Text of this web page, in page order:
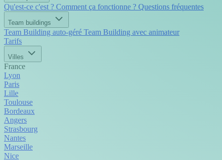
Qu'est-ce c'est ? Comment ça fonctionne ? Questions fréquentes
Team buildings
Team Building auto-géré Team Building avec animateur
Tarifs
Villes
France
Lyon
Paris
Lille
Toulouse
Bordeaux
Angers
Strasbourg
Nantes
Marseille
Nice